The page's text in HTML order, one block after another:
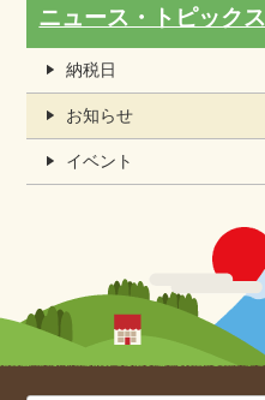
ニュース・トピックス
納税日
お知らせ
イベント